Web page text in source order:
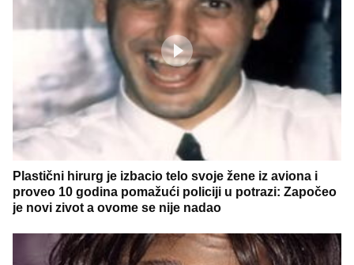
Plastični hirurg je izbacio telo svoje žene iz aviona i
proveo 10 godina pomažući policiji u potrazi: Započeo
je novi zivot a ovome se nije nadao